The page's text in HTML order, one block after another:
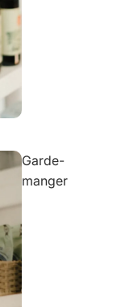
Garde-
manger